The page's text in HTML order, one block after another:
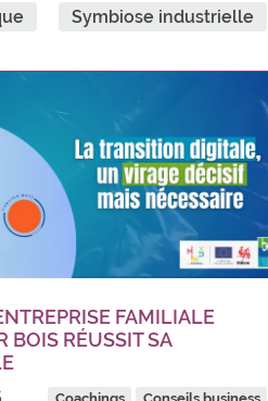
Symbiose industrielle
FAMILIALE
BOIS RÉUSSIT SA